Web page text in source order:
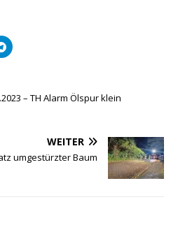
– TH Alarm Ölspur klein
WEITER
umgestürzter Baum